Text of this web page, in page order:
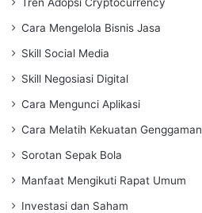
Cara Mengelola Bisnis Jasa
Skill Social Media
Skill Negosiasi Digital
Cara Mengunci Aplikasi
Cara Melatih Kekuatan Genggaman
Sorotan Sepak Bola
Manfaat Mengikuti Rapat Umum
Investasi dan Saham